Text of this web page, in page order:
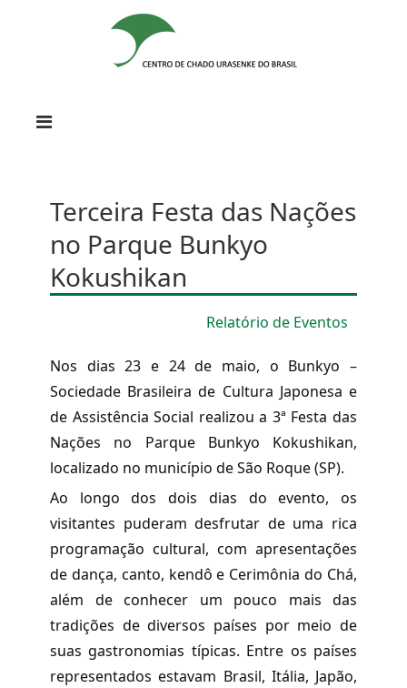
Terceira Festa das Nações
no Parque Bunkyo
Kokushikan
Relatório de Eventos
Nos dias 23 e 24 de maio, o Bunkyo –
Sociedade Brasileira de Cultura Japonesa e
de Assistência Social realizou a 3ª Festa das
Nações no Parque Bunkyo Kokushikan,
localizado no município de São Roque (SP).
Ao longo dos dois dias do evento, os
visitantes puderam desfrutar de uma rica
programação cultural, com apresentações
de dança, canto, kendô e Cerimônia do Chá,
além de conhecer um pouco mais das
tradições de diversos países por meio de
suas gastronomias típicas. Entre os países
representados estavam Brasil, Itália, Japão,